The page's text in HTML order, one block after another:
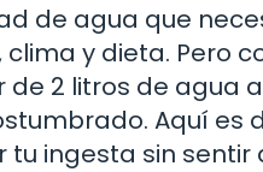
de agua que
clima y dieta. Pero
de 2 litros de agua
Aquí es
tu ingesta sin sentir